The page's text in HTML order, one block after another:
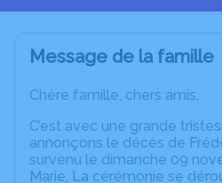
Message de la famille
Chère famille, chers amis,
C’est avec une grande
annonçons le décès de
survenu le dimanche 09
Marie. La cérémonie se